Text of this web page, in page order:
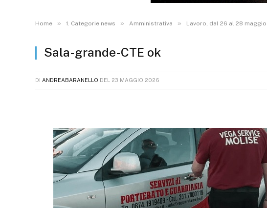
Home » 1. Categorie news » Amministrativa » Lavoro, dal 26 al 28
Sala-grande-CTE ok
DI ANDREABARANELLO DEL 23 MAGGIO 2026